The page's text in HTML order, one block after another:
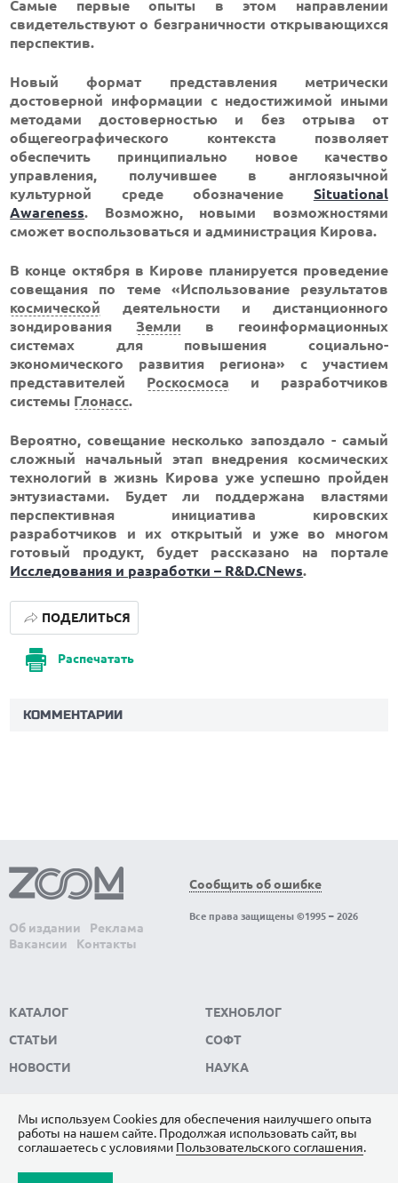
Самые первые опыты в этом направлении
свидетельствуют о безграничности открывающихся
перспектив.
Новый формат представления метрически
достоверной информации с недостижимой иными
методами достоверностью и без отрыва от
общегеографического контекста позволяет
обеспечить принципиально новое качество
управления, получившее в англоязычной
культурной среде обозначение Situational
Awareness. Возможно, новыми возможностями
сможет воспользоваться и администрация Кирова.
В конце октября в Кирове планируется проведение
совещания по теме «Использование результатов
космической деятельности и дистанционного
зондированияЗемли в геоинформационных
системах для повышения социально-
экономического развития региона» с участием
представителей Роскосмоса и разработчиков
системы Глонасс.
Вероятно, совещание несколько запоздало - самый
сложный начальный этап внедрения космических
технологий в жизнь Кирова уже успешно пройден
энтузиастами. Будет ли поддержана властями
перспективная инициатива кировских
разработчиков и их открытый и уже во многом
готовый продукт, будет рассказано на портале
Исследования и разработки – R&D.CNews.
Распечатать
ПОДЕЛИТЬСЯ
КОММЕНТАРИИ
Об издании
Реклама
Вакансии
Контакты
Сообщить об ошибке
Все права защищены ©1995 – 2026
КАТАЛОГ
СТАТЬИ
НОВОСТИ
ТЕХНОБЛОГ
СОФТ
НАУКА
ПОДПИШИТЕСЬ НА НАС
ЯНДЕКС.ДЗЕН
Мы используем Сookies для обеспечения наилучшего опыта
работы на нашем сайте. Продолжая использовать сайт, вы
соглашаетесь с условиями Пользовательского соглашения.